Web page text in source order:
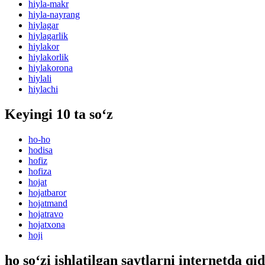
hiyla-makr
hiyla-nayrang
hiylagar
hiylagarlik
hiylakor
hiylakorlik
hiylakorona
hiylali
hiylachi
Keyingi 10 ta so‘z
ho-ho
hodisa
hofiz
hofiza
hojat
hojatbaror
hojatmand
hojatravo
hojatxona
hoji
ho so‘zi ishlatilgan saytlarni internetda